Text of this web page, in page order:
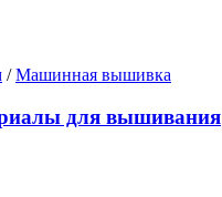
/Машинная вышивка
для вышивания